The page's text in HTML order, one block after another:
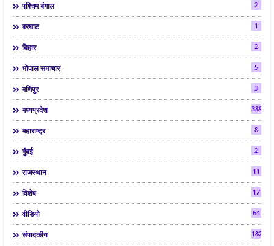
पश्चिम बंगाल 2
बरघाट 1
बिहार 2
भोपाल समाचार 5
मणिपुर 3
मध्यप्रदेश 3892
महाराष्ट्र 8
मुंबई 2
राजस्थान 11
विशेष 17
वीडियो 64
संपादकीय 182